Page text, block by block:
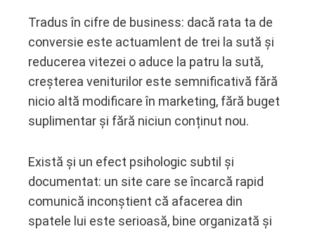
Tradus în cifre de business: dacă rata ta de
conversie este actuamlent de trei la sută și
reducerea vitezei o aduce la patru la sută,
creșterea veniturilor este semnificativă fără
nicio altă modificare în marketing, fără buget
suplimentar și fără niciun conținut nou.
Există și un efect psihologic subtil și
documentat: un site care se încarcă rapid
comunică inconștient că afacerea din
spatele lui este serioasă, bine organizată și